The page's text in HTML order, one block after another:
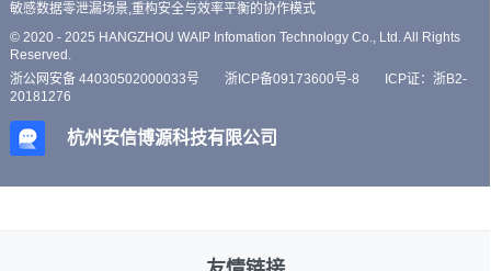
敏感数据零泄漏场景,重构安全与效率平衡的协作模式
© 2020 - 2025 HANGZHOU WAIP Infomation Technology Co., Ltd. All Rights
Reserved.
浙公网安备 44030502000033号
浙ICP备09173600号-8
ICP证：浙B2-
20181276
杭州安信博源科技有限公司